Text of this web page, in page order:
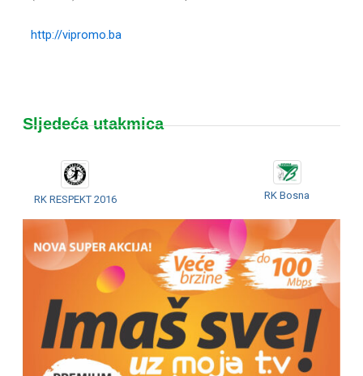
http://vipromo.ba
Sljedeća utakmica
RK RESPEKT 2016 RK Bosna